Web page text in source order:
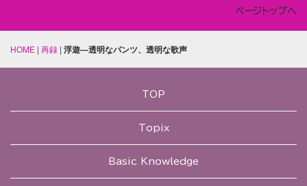
ページトップへ
HOME | 再録 | 浮遊―透明なパンツ、透明な歌声
TOP
Topix
Basic Knowledge